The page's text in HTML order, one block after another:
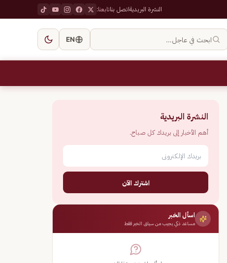
النشرة البريديةاتصل بناتابعنا:
ابحث في عاجل… EN
النشرة البريدية
أهم الأخبار إلى بريدك كل صباح.
اشترك الآن
اسأل الخبر
مساعد ذكي يجيب من سياق الخبر فقط